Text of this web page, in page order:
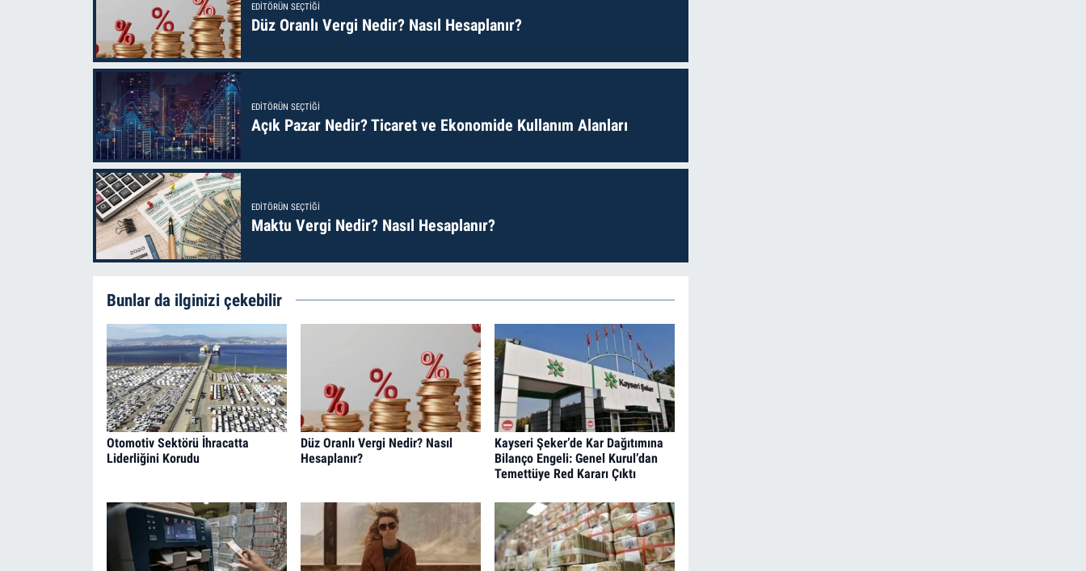
EDITÖRÜN SEÇTIĞI
Düz Oranlı Vergi Nedir? Nasıl Hesaplanır?
EDITÖRÜN SEÇTIĞI
Açık Pazar Nedir? Ticaret ve Ekonomide Kullanım Alanları
EDITÖRÜN SEÇTIĞI
Maktu Vergi Nedir? Nasıl Hesaplanır?
Bunlar da ilginizi çekebilir
Otomotiv Sektörü İhracatta
Liderliğini Korudu
Düz Oranlı Vergi Nedir? Nasıl
Hesaplanır?
Kayseri Şeker’de Kar Dağıtımına
Bilanço Engeli: Genel Kurul’dan
Temettüye Red Kararı Çıktı